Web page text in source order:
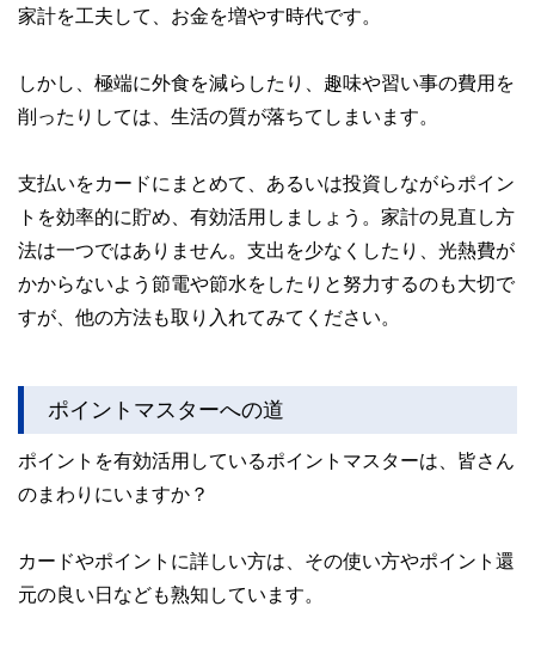
家計を工夫して、お金を増やす時代です。
しかし、極端に外食を減らしたり、趣味や習い事の費用を
削ったりしては、生活の質が落ちてしまいます。
支払いをカードにまとめて、あるいは投資しながらポイン
トを効率的に貯め、有効活用しましょう。家計の見直し方
法は一つではありません。支出を少なくしたり、光熱費が
かからないよう節電や節水をしたりと努力するのも大切で
すが、他の方法も取り入れてみてください。
ポイントマスターへの道
ポイントを有効活用しているポイントマスターは、皆さん
のまわりにいますか？
カードやポイントに詳しい方は、その使い方やポイント還
元の良い日なども熟知しています。